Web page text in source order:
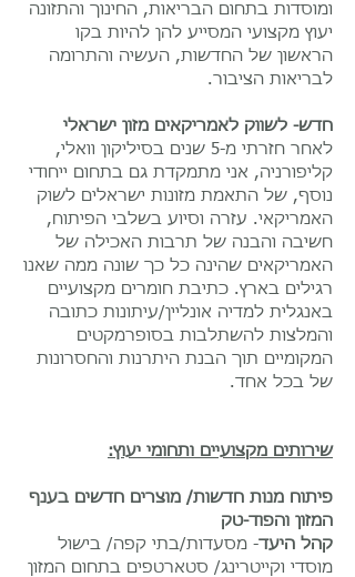
ומוסדות בתחום הבריאות, החינוך והתזונה
יעוץ מקצועי המסייע להן להיות בקו
הראשון של החדשות, העשיה והתרומה
לבריאות הציבור.
חדש- לשווק לאמריקאים מזון ישראלי
לאחר חזרתי מ-5 שנים בסיליקון וואלי,
קליפורניה, אני מתמקדת גם בתחום ייחודי
נוסף, של התאמת מזונות ישראלים לשוק
האמריקאי. עזרה וסיוע בשלבי הפיתוח,
חשיבה והבנה של תרבות האכילה של
האמריקאים שהינה כל כך שונה ממה שאנו
רגילים בארץ. כתיבת חומרים מקצועיים
באנגלית למדיה אונליין/עיתונות כתובה
והמלצות להשתלבות בסופרמקטים
המקומיים תוך הבנת היתרנות והחסרונות
של בכל אחד.
שירותים מקצועיים ותחומי יעוץ:
פיתוח מנות חדשות/ מוצרים חדשים בענף
המזון והפוד-טק
קהל היעד- מסעדות/בתי קפה/ בישול
מוסדי וקייטרינג/ סטארטפים בתחום המזון